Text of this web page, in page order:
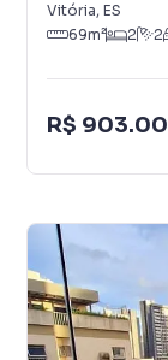
Vitória, ES
69m² 2 2
R$